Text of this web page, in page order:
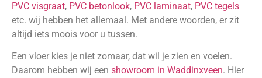
PVC visgraat, PVC betonlook, PVC laminaat, PVC tegels
etc. wij hebben het allemaal. Met andere woorden, er zit
altijd iets moois voor u tussen.
Een vloer kies je niet zomaar, dat wil je zien en voelen.
Daarom hebben wij een showroom in Waddinxveen. Hier